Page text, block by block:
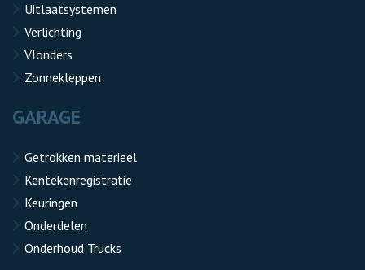
Uitlaatsystemen
Verlichting
Vlonders
Zonnekleppen
GARAGE
Getrokken materieel
Kentekenregistratie
Keuringen
Onderdelen
Onderhoud Trucks